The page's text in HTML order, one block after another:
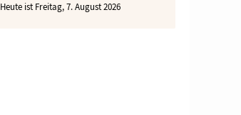
Heute ist Freitag, 7. August 2026